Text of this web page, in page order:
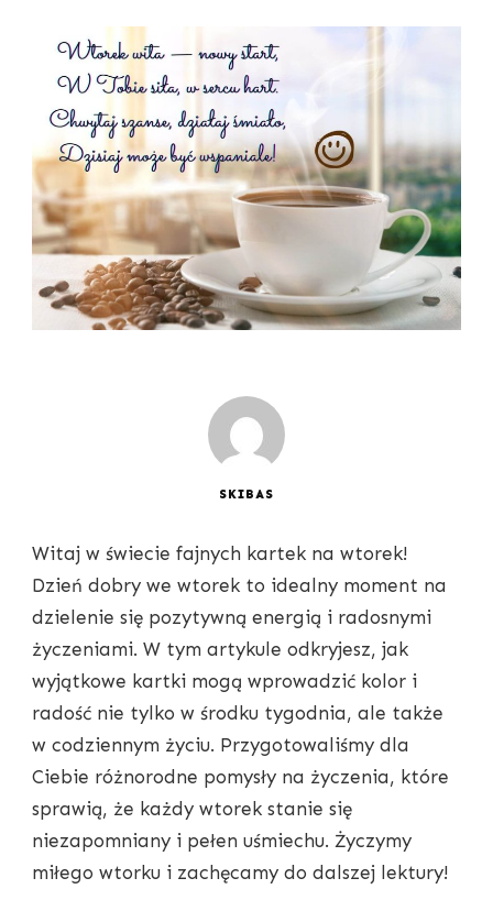
SKIBAS
Witaj w świecie fajnych kartek na wtorek!
Dzień dobry we wtorek to idealny moment na
dzielenie się pozytywną energią i radosnymi
życzeniami. W tym artykule odkryjesz, jak
wyjątkowe kartki mogą wprowadzić kolor i
radość nie tylko w środku tygodnia, ale także
w codziennym życiu. Przygotowaliśmy dla
Ciebie różnorodne pomysły na życzenia, które
sprawią, że każdy wtorek stanie się
niezapomniany i pełen uśmiechu. Życzymy
miłego wtorku i zachęcamy do dalszej lektury!